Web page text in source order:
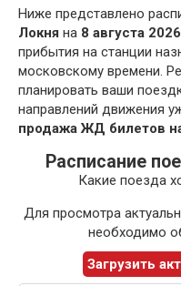
Ниже представлено
Локня на 8 августа 2026
прибытия на станции
московскому времени.
планировать ваши
направлений движения
продажа ЖД билетов
Расписание
Какие поезда
Для просмотра
необходимо
Загрузить